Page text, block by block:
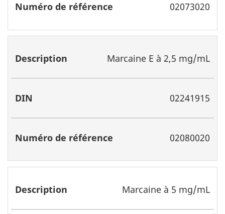
02073020
Marcaine E à 2,5 mg/mL
02241915
02080020
Marcaine à 5 mg/mL